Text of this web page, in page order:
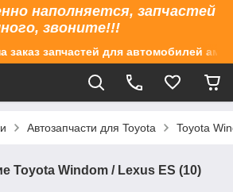
наполняется, запчастей
звоните!!!
заказ запчастей для автомобилей
Автозапчасти для Toyota Toyota
Toyota Windom / Lexus ES (10)